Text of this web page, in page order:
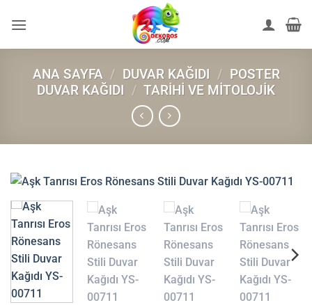
atla
ANA SAYFA / DUVAR KAĞIDI / POSTER
DUVAR KAĞIDI / TARIHI VE MITOLOJIK